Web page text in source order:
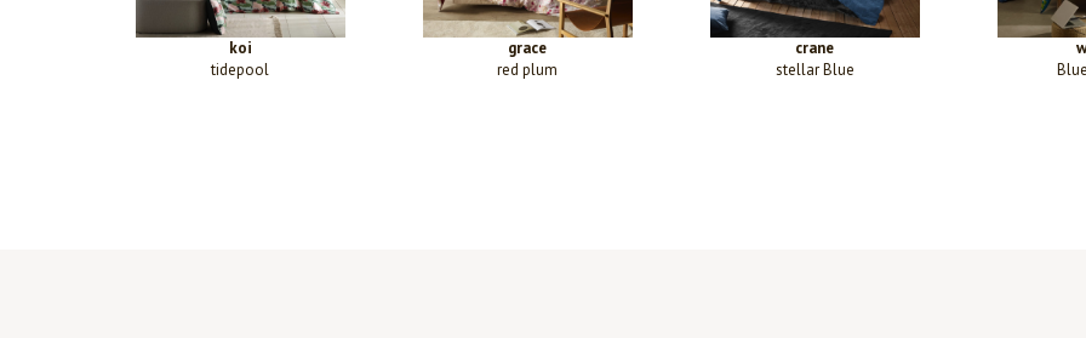
koi
tidepool
grace
red plum
crane
stellar Blue